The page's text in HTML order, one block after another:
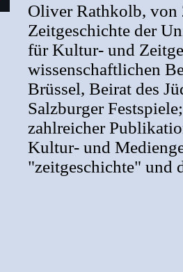
Oliver Rathkolb, von
Zeitgeschichte der
für Kultur- und
wissenschaftlichen
Brüssel, Beirat des
Salzburger
zahlreicher
Kultur- und
"zeitgeschichte" und